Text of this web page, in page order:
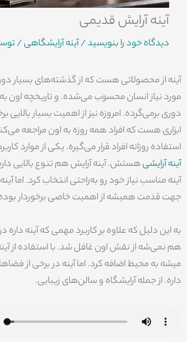
آینه آرایش قدیمی
دیدگاه‌ خود را بنویسید/آینه آرایشگاهی/
آینه از محصولاتی هست که از گذشته‌های بسیار دور تا
مورد نیاز انسان محسوب می‌شده. و تاریخچه اون
دوری برمی‌گرده. امروزه نیز از اهمیت بسیار بالایی
ابزاری هست که افراد همه روزه به اون مراجعه
استفاده روزانه افراد قرار می‌گیره. یکی از موارد
آینه آرایشیهستش. آینه آرایش هم تنوع بالایی داره
آینه مناسب نیاز خود رو به‌راحتی انتخاب کرد. اما
جهت قدمت همیشه از اهمیت خاصی برخوردار
به این دلیل که علاوه بر کاربرد مهمی که آینه
هم نمی‌شه از نقش اون غافل شد. با استفاده از
میشه به محیط اضافه کرد. اما آینه در برخی از
داره. از جمله آرایشگاه و سالن‌های زیبایی.